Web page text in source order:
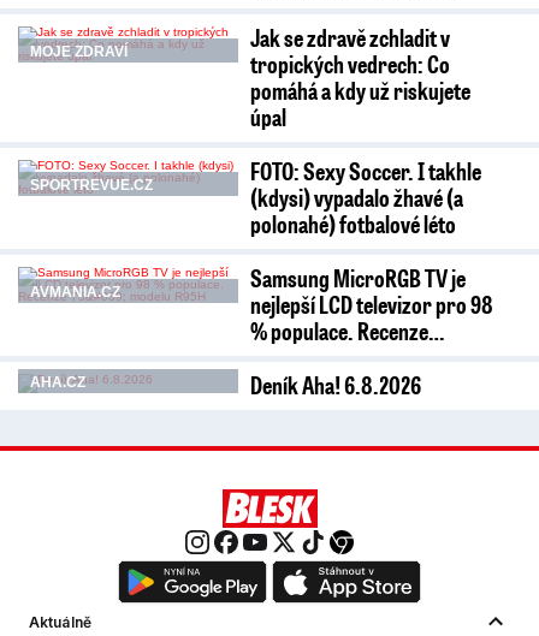
MOJE ZDRAVÍ
Jak se zdravě zchladit v
tropických vedrech: Co
pomáhá a kdy už riskujete
úpal
SPORTREVUE.CZ
FOTO: Sexy Soccer. I takhle
(kdysi) vypadalo žhavé (a
polonahé) fotbalové léto
AVMANIA.CZ
Samsung MicroRGB TV je
nejlepší LCD televizor pro 98
% populace. Recenze…
AHA.CZ Deník Aha! 6.8.2026
Aktuálně